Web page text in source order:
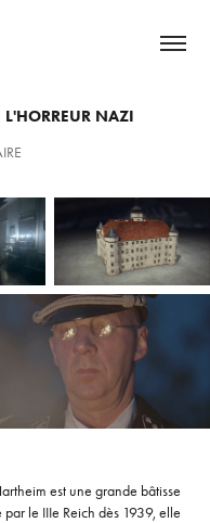
L'HORREUR NAZI
est une grande bâtisse
le IIIe Reich dès 1939, elle